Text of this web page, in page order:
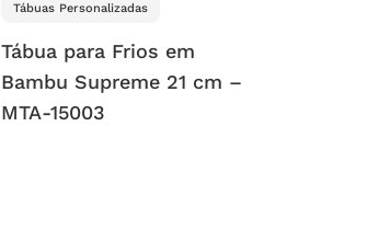
Tábuas Personalizadas
Tábua para Frios em
Bambu Supreme 21 cm –
MTA-15003